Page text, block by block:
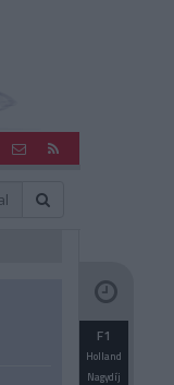
F1
Holland
Nagydíj